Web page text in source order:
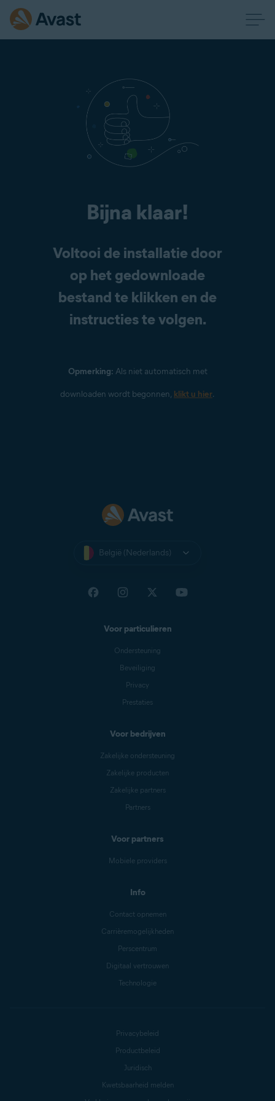
Bijna klaar!
Voltooi de installatie door
op het gedownloade
bestand te klikken en de
instructies te volgen.
Opmerking: Als niet automatisch met
downloaden wordt begonnen, klikt u hier.
België (Nederlands)
Voor particulieren
Ondersteuning
Beveiliging
Privacy
Prestaties
Voor bedrijven
Zakelijke ondersteuning
Zakelijke producten
Zakelijke partners
Partners
Voor partners
Mobiele providers
Info
Contact opnemen
Carrièremogelijkheden
Perscentrum
Digitaal vertrouwen
Technologie
Privacybeleid
Productbeleid
Juridisch
Kwetsbaarheid melden